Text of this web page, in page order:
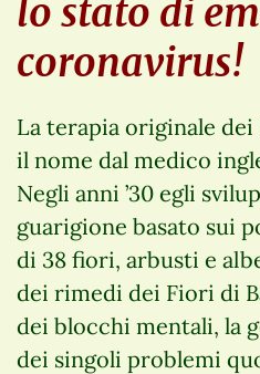
lo stato di
coronavirus!
La terapia originale
il nome dal medico
Negli anni ’30 egli
guarigione basato sui
di 38 fiori, arbusti e
dei rimedi dei Fiori di
dei blocchi mentali, la
dei singoli problemi